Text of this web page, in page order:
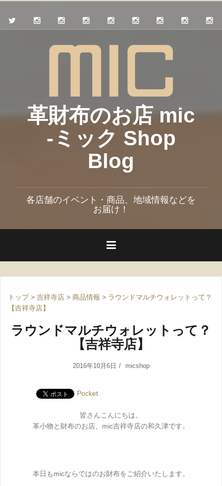
革財布のお店 mic
-ミック Shop
Blog
各店舗のイベント・商品、地域情報などを
お届け！
トップ> 吉祥寺店 > 商品情報 > ラウンドマルチウォレットって？
【吉祥寺店】
ラウンドマルチウォレットって？
【吉祥寺店】
2016年10月6日 micshop
Pocket
皆さんこんにちは。
革小物と財布のお店、mic吉祥寺店の和久津です。
本日もmicならではのお財布をご紹介いたします。